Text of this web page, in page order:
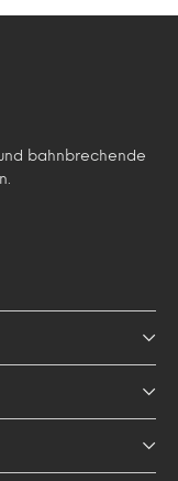
bahnbrechende